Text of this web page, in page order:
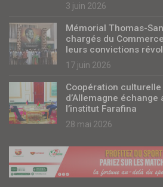
3 juin 2026
Mémorial Thomas-
chargés du
leurs convictions
17 juin 2026
Coopération culturelle
d’Allemagne
l’institut Farafina
28 mai 2026